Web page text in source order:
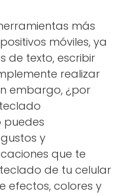
más
móviles, ya
de texto, escribir
realizar
embargo, ¿por
y
que te
de tu celular
efectos, colores y